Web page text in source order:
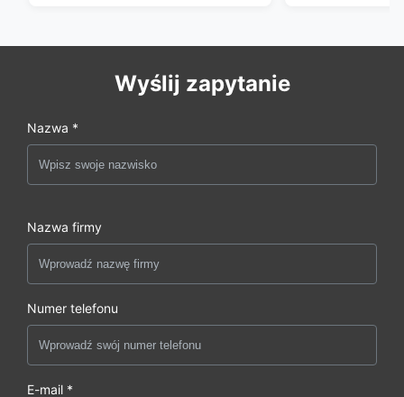
Wyślij zapytanie
Nazwa *
Nazwa firmy
Numer telefonu
E-mail *